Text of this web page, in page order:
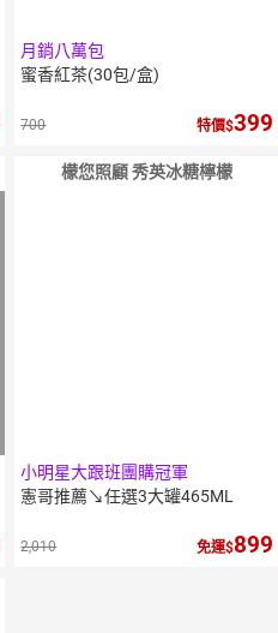
月銷八萬包
蜜香紅茶(30包/盒)
700 特價 399
檬您照顧 秀英冰糖檸檬
小明星大跟班團購冠軍
憲哥推薦↘任選3大罐465ML
2,010 免運 899